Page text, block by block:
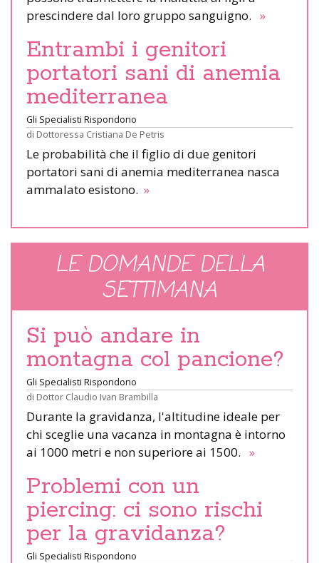
prescindere dal loro gruppo sanguigno. »
Entrambi i genitori
portatori sani di anemia
mediterranea
Gli Specialisti Rispondono
di Dottoressa Cristiana De Petris
Le probabilità che il figlio di due genitori
portatori sani di anemia mediterranea nasca
ammalato esistono. »
LE DOMANDE DELLA
SETTIMANA
Si può andare in
montagna col pancione?
Gli Specialisti Rispondono
di Dottor Claudio Ivan Brambilla
Durante la gravidanza, l'altitudine ideale per
chi sceglie una vacanza in montagna è intorno
ai 1000 metri e non superiore ai 1500. »
Problemi con un
piercing: ci sono rischi
per la gravidanza?
Gli Specialisti Rispondono